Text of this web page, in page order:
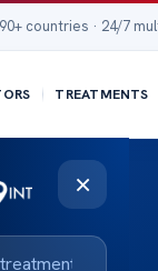
countries · 24/7
TREATMENTS
×